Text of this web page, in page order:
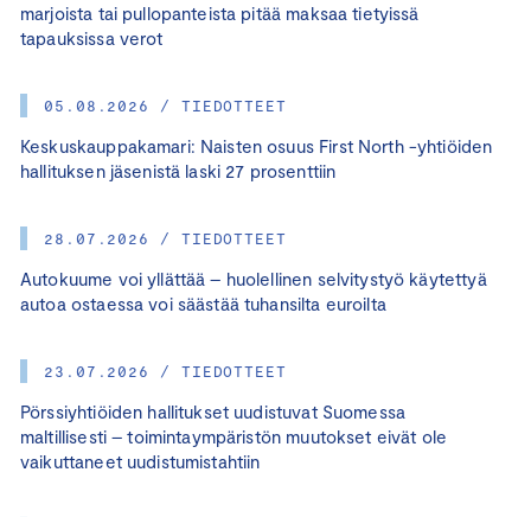
marjoista tai pullopanteista pitää maksaa tietyissä
tapauksissa verot
05.08.2026 / TIEDOTTEET
Keskuskauppakamari: Naisten osuus First North -yhtiöiden
hallituksen jäsenistä laski 27 prosenttiin
28.07.2026 / TIEDOTTEET
Autokuume voi yllättää – huolellinen selvitystyö käytettyä
autoa ostaessa voi säästää tuhansilta euroilta
23.07.2026 / TIEDOTTEET
Pörssiyhtiöiden hallitukset uudistuvat Suomessa
maltillisesti – toimintaympäristön muutokset eivät ole
vaikuttaneet uudistumistahtiin